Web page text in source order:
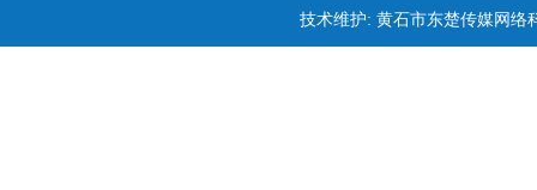
技术维护: 黄石市东楚传媒网络